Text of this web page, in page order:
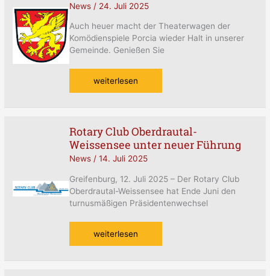
News/ 24. Juli 2025
Auch heuer macht der Theaterwagen der
Komödienspiele Porcia wieder Halt in unserer
Gemeinde. Genießen Sie
weiterlesen
Rotary Club Oberdrautal-
Weissensee unter neuer Führung
News/ 14. Juli 2025
Greifenburg, 12. Juli 2025 – Der Rotary Club
Oberdrautal-Weissensee hat Ende Juni den
turnusmäßigen Präsidentenwechsel
Rotary
Club
Oberdrautal-
unter
neuer
Führung
weiterlesen